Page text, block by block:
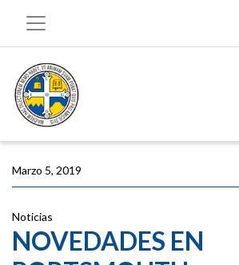
Marzo 5, 2019
Noticias
NOVEDADES EN